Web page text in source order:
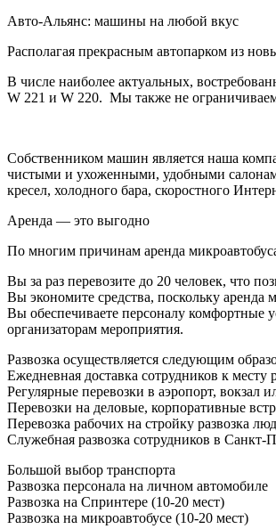
Авто-Альянс: машины на любой вкус
Располагая прекрасным автопарком из
В числе наиболее актуальных,
W 221 и W 220. Мы также не
Собственником машин является наша
чистыми и ухоженными, удобными
кресел, холодного бара, скоростного
Аренда — это выгодно
По многим причинам аренда
Вы за раз перевозите до 20 человек, что
Вы экономите средства, поскольку
Вы обеспечиваете персоналу комфортные
организаторам мероприятия.
Развозка осуществляется следующим
Ежедневная доставка сотрудников к
Регулярные перевозки в аэропорт, вокзал
Перевозки на деловые, корпоративные
Перевозка рабочих на стройку развозка
Служебная развозка сотрудников в Санкт-
Большой выбор транспорта
Развозка персонала на личном автомобиле
Развозка на Спринтере (10-20 мест)
Развозка на микроавтобусе (10-20 мест)